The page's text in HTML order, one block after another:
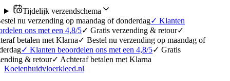
Tijdelijk verzendschema
op maandag of donderdag✓Klanten
een 4,8/5✓Gratis verzending & retour✓
met Klarna ✓Bestel nu verzending op maandag of
beoordelen ons met een 4,8/5✓Gratis
✓ Achteraf betalen met Klarna
Koeienhuidvloerkleed.nl